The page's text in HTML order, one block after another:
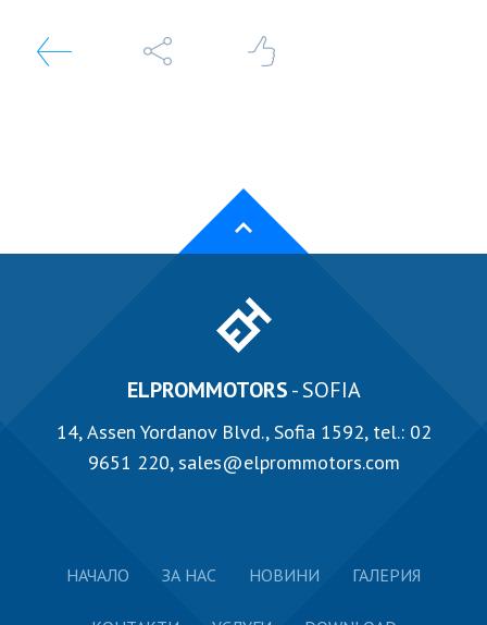
ELPROMMOTORS- SOFIA
14, Аssen Yordanov Blvd., Sofia 1592, tel.: 02
9651 220,sales@elprommotors.com
НАЧАЛО ЗА НАС НОВИНИ ГАЛЕРИЯ